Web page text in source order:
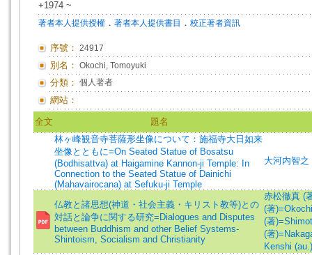
+1974 ~
著者本人提供授權 ． 著者本人提供書目 ． 校正著者資訊
序號： 24917
別名： Okochi, Tomoyuki
分類： 個人著者
網站：
全文
題名
林ヶ峰観音寺菩薩形坐像について：施福寺大日如来
坐像とともに=On Seated Statue of Bosatsu
(Bodhisattva) at Haigamine Kannon-ji Temple: In
Connection to the Seated Statue of Dainichi
(Mahavairocana) at Sefuku-ji Temple
大河内智
仏教と諸思想(神道・社会主義・キリスト教等)との
対話と論争に関する研究=Dialogues and Disputes
between Buddhism and other Belief Systems-
Shintoism, Socialism and Christianity
赤松徹真 (
(著
(著
(著
Kenshi (au.)